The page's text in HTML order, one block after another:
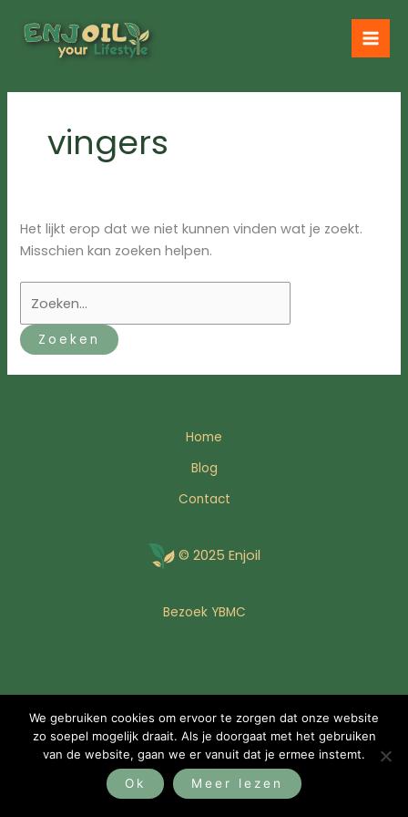
naar
vingers
Het lijkt erop dat we niet kunnen vinden wat je zoekt.
Misschien kan zoeken helpen.
naar:
Home
Blog
Contact
© 2025 Enjoil
Bezoek YBMC
We gebruiken cookies om ervoor te zorgen dat onze website
zo soepel mogelijk draait. Als je doorgaat met het gebruiken
van de website, gaan we er vanuit dat je ermee instemt.
Ok
Meer lezen